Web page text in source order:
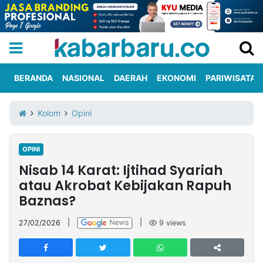
Iklan
Berita
Kami
Nasional
International
Olahraga
Entertainment
Daerah
Pariwisata
Kuliner
Kolom
Network
PT
TREETAN
BERANDA NASIONAL DAERAH EKONOMI PARIWISATA
Kolom Opini
OPINI
Nisab 14 Karat: Ijtihad Syariah
atau Akrobat Kebijakan Rapuh
Baznas?
27/02/2026 9 views